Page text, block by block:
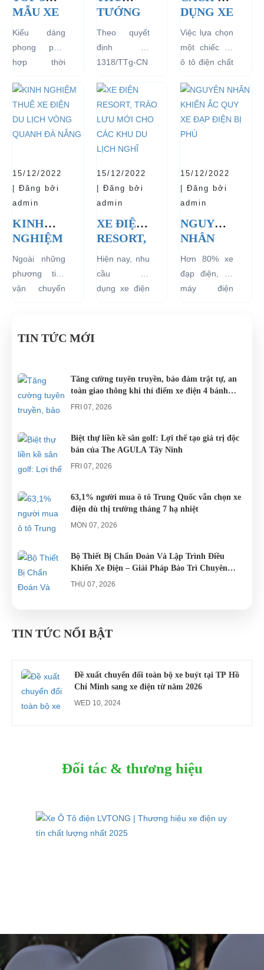
MẪU XE
Ô TÔ
ĐIỆN
THỊNH
HÀNH
VÀ BÁN
CHẠY
NHẤT
HIỆN
Kiểu dáng
phong phú,
hợp thời
dàng sử dụng
mà thân thiện
với môi
trường, đặc
những ưu...
TƯỚNG
CHÍNH
PHỦ
ĐỒNG Ý
ĐIỂM XE
ĐIỆN 04
BÁNH
CHỞ
KHÁCH
TẠI CÁC
KHU
VỰC
HẠN
CHẾ
Theo quyết
định số
1318/TTg-CN
27/09/2018,
Thủ tướng
Chính phủ đã
đồng ý việc
thí điểm việc
chạy bằng
điện...
DỤNG XE
Ô TÔ
ĐIỆN ĐỂ
TĂNG
THỌ
CHO XE
Việc lựa chọn
một chiếc xe
ô tô điện chất
ngay từ đầu
sẽ mang lại
hiệu quả sử
dụng lâu dài
15/12/2022
| Đăng bởi
admin
KINH
NGHIỆM
THUÊ XE
ĐIỆN DU
LỊCH
VÒNG
NẴNG
Ngoài những
phương tiện
vận chuyển
xe đạp, du
thể lựa chọn
cho mình
những
Đà...
15/12/2022
| Đăng bởi
admin
XE ĐIỆN
RESORT,
TRÀO
LƯU
MỚI
CHO
Hiện nay, nhu
cầu sử
dụng xe điện
khắp cả
nước.
15/12/2022
| Đăng bởi
admin
NGUYÊN
NHÂN
KHIẾN
ẮC QUY
XE ĐẠP
ĐIỆN BỊ
Hơn 80% xe
đạp điện, xe
máy điện
quy. Do đó
các trục trặc
TIN TỨC MỚI
Tăng cường tuyên truyền, bảo đảm trật tự, an
toàn giao thông khi thí điểm xe điện 4 bánh
phục vụ du lịch
FRI 07, 2026
Biệt thự liền kề sân golf: Lợi thế tạo giá trị độc
bản của The AGULA Tây Ninh
FRI 07, 2026
63,1% người mua ô tô Trung Quốc vẫn chọn xe
điện dù thị trường tháng 7 hạ nhiệt
MON 07, 2026
Bộ Thiết Bị Chẩn Đoán Và Lập Trình Điều
Khiển Xe Điện – Giải Pháp Bảo Trì Chuyên
Nghiệp
THU 07, 2026
gổ khi đón du khách ở Quy Nhơn
TIN TỨC NỔI BẬT
Đề xuất chuyển đổi toàn bộ xe buýt tại TP Hồ
Chí Minh sang xe điện từ năm 2026
WED 10, 2024
Đối tác & thương hiệu